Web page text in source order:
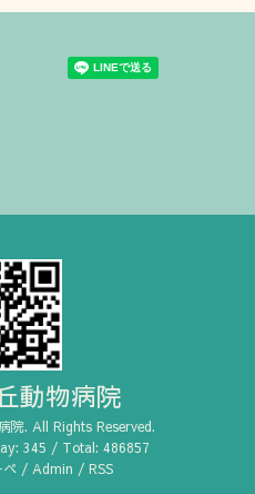
動物病院
院. All Rights Reserved.
345 / Total: 486857
ペ/ Admin / RSS